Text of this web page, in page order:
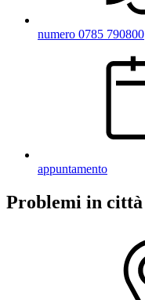
numero 0785 790800
appuntamento
Problemi in città